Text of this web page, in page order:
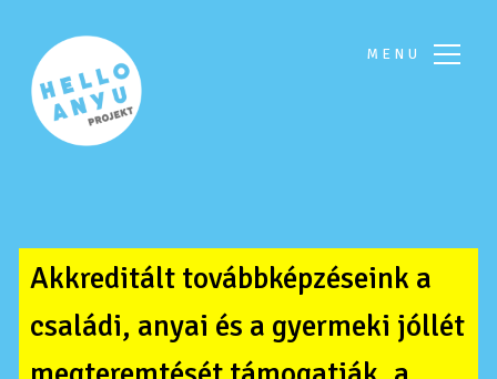
MENU
Akkreditált továbbképzéseink a
családi, anyai és a gyermeki jóllét